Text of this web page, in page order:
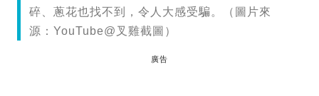
碎、蔥花也找不到，令人大感受騙。（圖片來
源：YouTube@叉雞截圖）
廣告